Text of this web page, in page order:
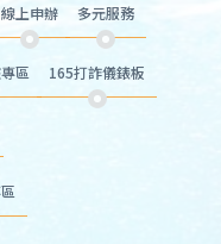
線上申辦 多元服務
區 165打詐儀錶板